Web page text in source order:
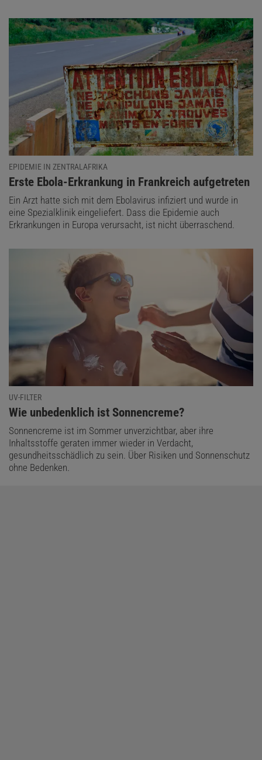
EPIDEMIE IN ZENTRALAFRIKA
:
Erste Ebola-Erkrankung in Frankreich aufgetreten
Ein Arzt hatte sich mit dem Ebolavirus infiziert und wurde in
eine Spezialklinik eingeliefert. Dass die Epidemie auch
Erkrankungen in Europa verursacht, ist nicht überraschend.
UV-FILTER
:
Wie unbedenklich ist Sonnencreme?
Sonnencreme ist im Sommer unverzichtbar, aber ihre
Inhaltsstoffe geraten immer wieder in Verdacht,
gesundheitsschädlich zu sein. Über Risiken und Sonnenschutz
ohne Bedenken.